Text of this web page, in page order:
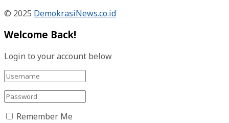
© 2025 DemokrasiNews.co.id
Welcome Back!
Login to your account below
Remember Me